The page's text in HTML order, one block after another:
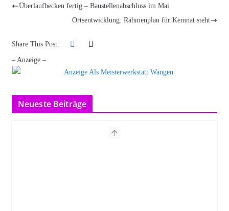
Überlaufbecken fertig – Baustellenabschluss im Mai
Ortsentwicklung: Rahmenplan für Kemnat steht
Share This Post:
– Anzeige –
Neueste Beiträge